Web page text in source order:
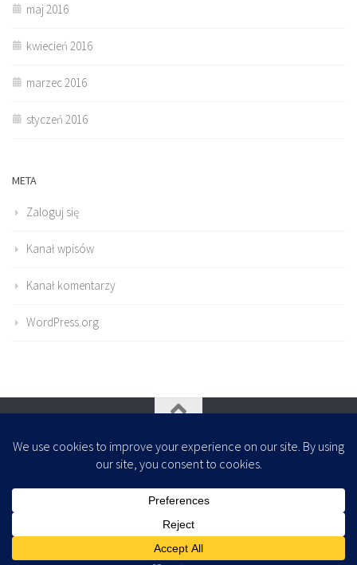
maj 2016
kwiecień 2016
marzec 2016
styczeń 2016
META
Zaloguj się
Kanał wpisów
Kanał komentarzy
WordPress.org
- Zaprojektowany z